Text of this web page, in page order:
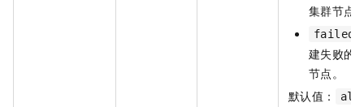
集群节点
failed
建失败的
节点。
默认值：
all